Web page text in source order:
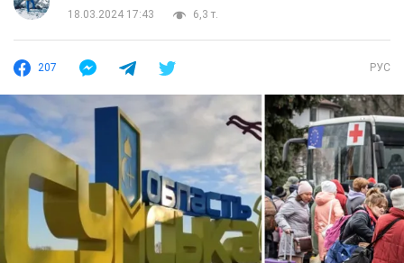
18.03.2024 17:43
6,3 т.
207 РУС